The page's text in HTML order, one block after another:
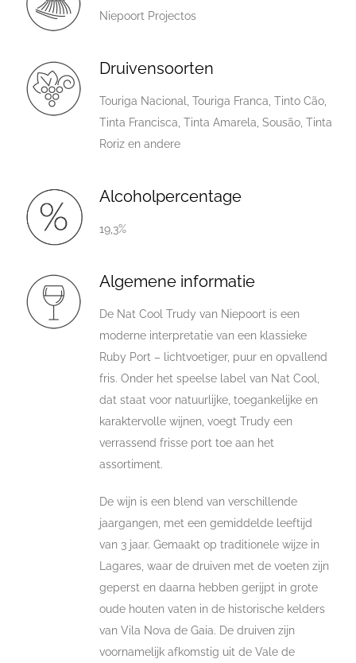
Niepoort Projectos
Druivensoorten
Touriga Nacional, Touriga Franca, Tinto Cão,
Tinta Francisca, Tinta Amarela, Sousão, Tinta
Roriz en andere
Alcoholpercentage
19,3%
Algemene informatie
De Nat Cool Trudy van Niepoort is een
moderne interpretatie van een klassieke
Ruby Port – lichtvoetiger, puur en opvallend
fris. Onder het speelse label van Nat Cool,
dat staat voor natuurlijke, toegankelijke en
karaktervolle wijnen, voegt Trudy een
verrassend frisse port toe aan het
assortiment.
De wijn is een blend van verschillende
jaargangen, met een gemiddelde leeftijd
van 3 jaar. Gemaakt op traditionele wijze in
Lagares, waar de druiven met de voeten zijn
geperst en daarna hebben gerijpt in grote
oude houten vaten in de historische kelders
van Vila Nova de Gaia. De druiven zijn
voornamelijk afkomstig uit de Vale de